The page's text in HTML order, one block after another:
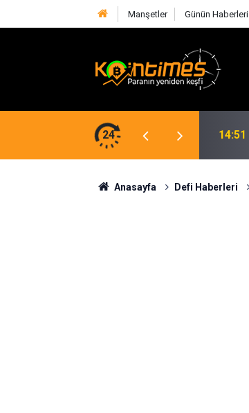
Manşetler Günün Haberleri
24
Temmuz'da 705 Milyon Doları Aştı 14:51
Anasayfa Defi Haberleri